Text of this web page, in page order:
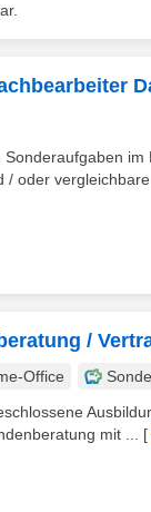
oder vergleichbare
/
Office
mit ...
[